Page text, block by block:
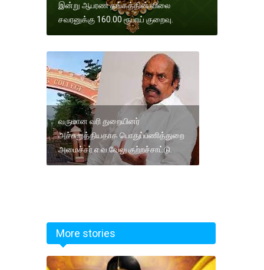
இன்று ஆபரண தங்கத்தின் விலை
சவரனுக்கு 160.00 ரூபாய் குறைவு.
வருமான வரி துறையினர்
அச்சுறுத்தியதாக பொதுப்பணித்துறை
அமைச்சர் எ.வ.வேலு குற்றச்சாட்டு.
More stories